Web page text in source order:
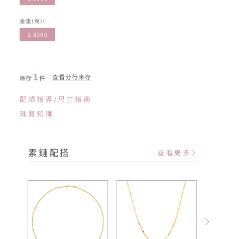
金重(克):
1.8300
庫存 1件 查看分行庫存
配帶指導/尺寸指南
珠寶知識
素鏈配搭 查看更多